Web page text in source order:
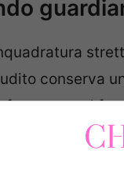
conserva
e quel
, la stoffa
nella